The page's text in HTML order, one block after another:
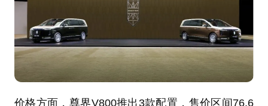
价格方面，尊界V800推出3款配置，售价区间76.6